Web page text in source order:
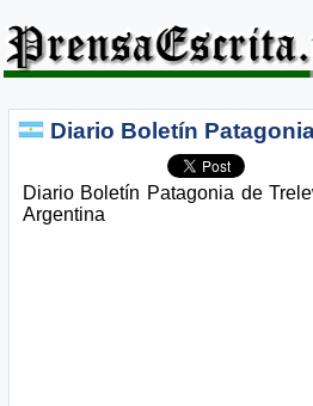
Diario Boletín
Diario Boletín Patagonia de
Argentina